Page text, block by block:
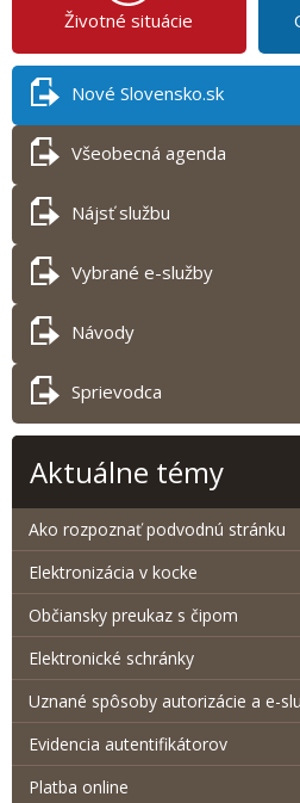
Životné situácie
Nové Slovensko.sk
Všeobecná agenda
Nájsť službu
Vybrané e-služby
Návody
Sprievodca
Aktuálne témy
Ako rozpoznať podvodnú stránku
Elektronizácia v kocke
Občiansky preukaz s čipom
Elektronické schránky
Uznané spôsoby autorizácie a e-
Evidencia autentifikátorov
Platba online